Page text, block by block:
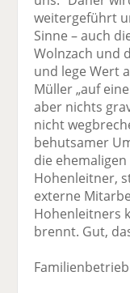
weitergeführt
Sinne – auch
Wolnzach und
und lege Wert
Müller „auf
aber nichts
nicht
behutsamer
die
Hohenleitner,
externe
Hohenleitners
brennt. Gut,